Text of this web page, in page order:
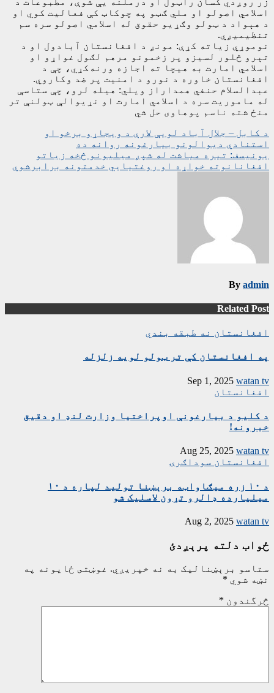
اسلامي اصولو او ملي ګټو په چوکاټ کې فعالیت کوي او
د هېواد د ټولو وګړیو حقوق له اسلامي اصولو سره سم
تنظیمیږي.
نوموړي زیاته کړې: مونږ د افغانستان آبادول او د
تېرو څلور لسیزو پر زخمونو مرهم لګول غواړو او
اسلامي امارت به هیچا ته اجازه ورنه‌کړي، چې د
افغانستان خاوره د نورو د امنیت پر ضد وکاروي.
عبدالسلام حنفي همداراز ویلي: هیله لرو، چې ستاسې
له ماموریت سره د اسلامي امارت او نړیوالې ټولنې تر
منځ شته ناسم پوهاوی حل شي
ليکنه
چليدنه
د کابل – جلال آباد لویې لارې د ویجاړو برخو او
استنادي دیوالونو بیارغونه روانه ده
یونیسف: تیره میاشت له شپږ میلیونو څخه زیاتو
افغانانوته خواړه او روغتیايي خدمتونه برابرشوي
By admin
Related Post
افغانستان نه طبقه بندي
په افغانستان کې تر ټولو لویه زلزله
Sep 1, 2025 watan tv
افغانستان
د کلیو د بیارغونې اوپراختیا وزارت لنډ او دقیق
خبرونه!
Aug 25, 2025 watan tv
افغانستان سوداګرۍ
د ۱۰ زره میګاواټه برېښنا تولید لپاره د ۱۰
میلیارده ډالرو تړون لاسلیک شو
Aug 2, 2025 watan tv
ځواب دلته پرېږدئ
ستاسو برېښناليک به نه خپريږي. غوښتى ځایونه په
نښه شوي *
څرگندون *